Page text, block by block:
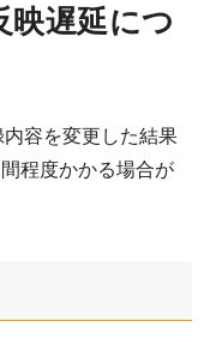
遅延につ
容を変更した結果
程度かかる場合が